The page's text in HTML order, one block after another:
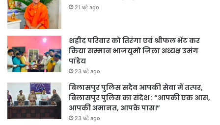
21 घंटे ago
शहीद परिवार को तिरंगा एवं श्रीफल भेंट कर
किया सम्मान भाजयुमो जिला अध्यक्ष उमंग
पांडेय
23 घंटे ago
बिलासपुर पुलिस सदैव आपकी सेवा में तत्पर,
बिलासपुर पुलिस का संदेश : “आपकी एक आस,
आपकी अमानत, आपके पास।”
23 घंटे ago